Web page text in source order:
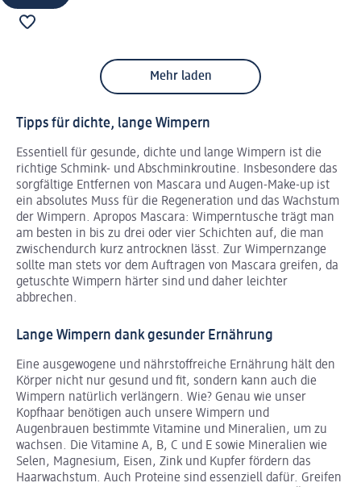
Mehr laden
Tipps für dichte, lange Wimpern
Essentiell für gesunde, dichte und lange Wimpern ist die
richtige Schmink- und Abschminkroutine. Insbesondere das
sorgfältige Entfernen von Mascara und Augen-Make-up ist
ein absolutes Muss für die Regeneration und das Wachstum
der Wimpern. Apropos Mascara: Wimperntusche trägt man
am besten in bis zu drei oder vier Schichten auf, die man
zwischendurch kurz antrocknen lässt. Zur Wimpernzange
sollte man stets vor dem Auftragen von Mascara greifen, da
getuschte Wimpern härter sind und daher leichter
abbrechen.
Lange Wimpern dank gesunder Ernährung
Eine ausgewogene und nährstoffreiche Ernährung hält den
Körper nicht nur gesund und fit, sondern kann auch die
Wimpern natürlich verlängern. Wie? Genau wie unser
Kopfhaar benötigen auch unsere Wimpern und
Augenbrauen bestimmte Vitamine und Mineralien, um zu
wachsen. Die Vitamine A, B, C und E sowie Mineralien wie
Selen, Magnesium, Eisen, Zink und Kupfer fördern das
Haarwachstum. Auch Proteine sind essenziell dafür. Greifen